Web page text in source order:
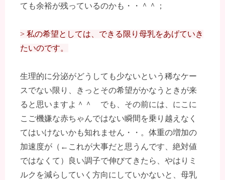
ても余裕が残っているのかも・・＾＾；
> 私の希望としては、できる限り母乳をあげていき
たいのです。
生理的に分泌がどうしても少ないという稀なケー
スでない限り、きっとその希望がかなうときが来
ると思いますよ＾＾ でも、その前には、にこに
こご機嫌な赤ちゃんではない瞬間を乗り越えなく
てはいけないかも知れません・・。体重の増加の
加速度が（←これが大事だと思うんです、絶対値
ではなくて）良い調子で伸びてきたら、やはりミ
ルクを減らしていく方向にしていかないと、母乳